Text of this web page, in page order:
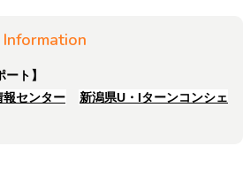
Information
ト】
報センター
新潟県U・Iターンコンシェ